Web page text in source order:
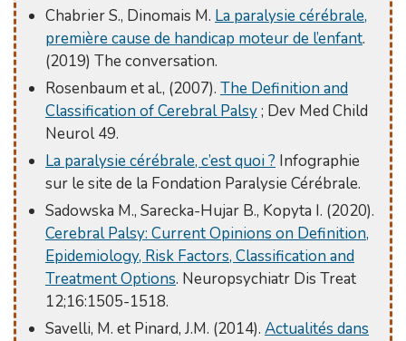
Chabrier S., Dinomais M. La paralysie cérébrale,
première cause de handicap moteur de l’enfant.
(2019) The conversation.
Rosenbaum et al., (2007). The Definition and
Classification of Cerebral Palsy; Dev Med Child
Neurol 49.
La paralysie cérébrale, c’est quoi ? Infographie
sur le site de la Fondation Paralysie Cérébrale.
Sadowska M., Sarecka-Hujar B., Kopyta I. (2020).
Cerebral Palsy: Current Opinions on Definition,
Epidemiology, Risk Factors, Classification and
Treatment Options. Neuropsychiatr Dis Treat
12;16:1505-1518.
Savelli, M. et Pinard, J.M. (2014). Actualités dans